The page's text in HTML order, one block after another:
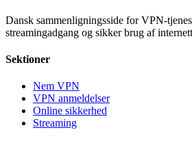
Dansk sammenligningsside for VPN-
streamingadgang og sikker brug af
Sektioner
Nem VPN
VPN anmeldelser
Online sikkerhed
Streaming